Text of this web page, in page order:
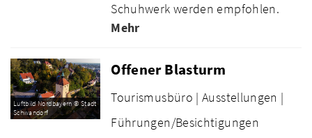
Schuhwerk werden empfohlen.
Mehr
Luftbild Nordbayern © Stadt
Schwandorf
Offener Blasturm
Tourismusbüro | Ausstellungen |
Führungen/Besichtigungen